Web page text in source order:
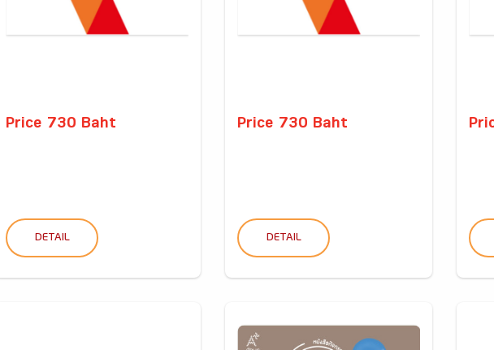
Price 730 Baht
DETAIL
Price 730 Baht
DETAIL